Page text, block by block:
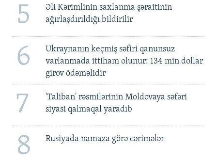
5
Əli Kərimlinin saxlanma şəraitinin
ağırlaşdırıldığı bildirilir
6
Ukraynanın keçmiş səfiri qanunsuz
varlanmada ittiham olunur: 134 min dollar
girov ödəməlidir
7
'Taliban' rəsmilərinin Moldovaya səfəri
siyasi qalmaqal yaradıb
8 Rusiyada namaza görə cərimələr